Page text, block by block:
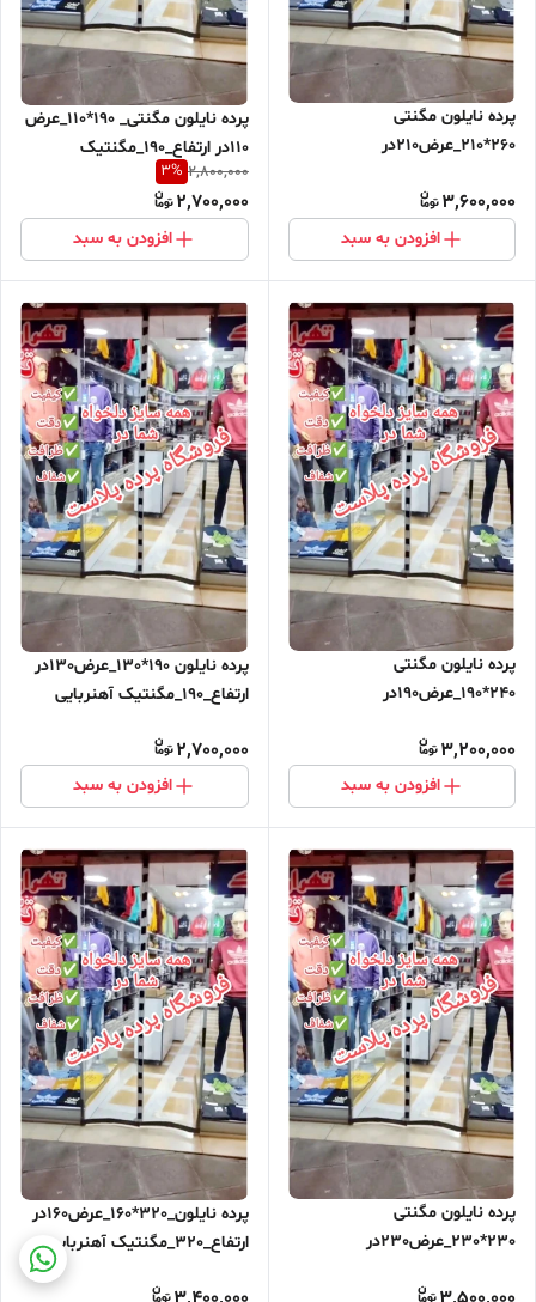
پرده نایلون مگنتی
260*210_عرض210در
مغناطیسی ارسال رایگان
3,600,000
افزودن به سبد
پرده نایلون مگنتی_ 190*110_عرض
110در ارتفاع_190_مگنتیک
آهنربایی مغناطیسی
2,800,000
3%
2,700,000
افزودن به سبد
پرده نایلون مگنتی
240*190_عرض190در
مغناطیسی ارسال رایگان
3,200,000
افزودن به سبد
پرده نایلون 190*130_عرض130در
ارتفاع_190_مگنتیک آهنربایی
2,700,000
افزودن به سبد
پرده نایلون مگنتی
230*230_عرض230در
پرده نایلون_320*160_عرض160در
ارتفاع_320_مگنتیک آهنربایی